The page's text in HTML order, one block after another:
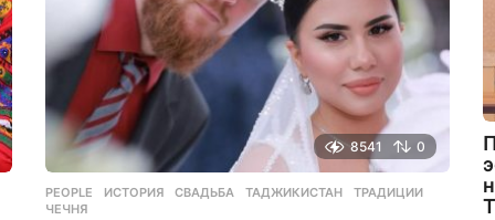
8541 0
PEOPLE ИСТОРИЯ ,СВАДЬБА ,ТАДЖИКИСТАН ,ТРАДИЦИИ
ЧЕЧНЯ